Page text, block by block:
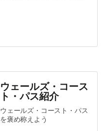
ウェールズ・コース
ト・パス紹介
ウェールズ・コースト・パス
を褒め称えよう